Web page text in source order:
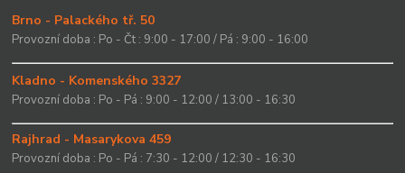
Brno - Palackého tř. 50
Provozní doba : Po - Čt : 9:00 - 17:00 / Pá : 9:00 - 16:00
Kladno - Komenského 3327
Provozní doba : Po - Pá : 9:00 - 12:00 / 13:00 - 16:30
Rajhrad - Masarykova 459
Provozní doba : Po - Pá : 7:30 - 12:00 / 12:30 - 16:30